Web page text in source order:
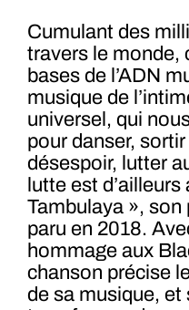
Cumulant des
travers le monde,
bases de l’ADN
musique de
universel, qui
pour danser,
désespoir, lutter
lutte est
Tambulaya »,
paru en 2018.
hommage aux
chanson précise
de sa musique, et